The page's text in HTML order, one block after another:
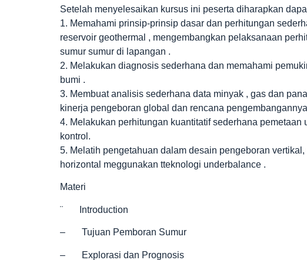
Setelah menyelesaikan kursus ini peserta diharapkan
1. Memahami prinsip-prinsip dasar dan perhitungan
reservoir geothermal , mengembangkan pelaksanaan
sumur sumur di lapangan .
2. Melakukan diagnosis sederhana dan memahami
bumi .
3. Membuat analisis sederhana data minyak , gas dan
kinerja pengeboran global dan rencana
4. Melakukan perhitungan kuantitatif sederhana
kontrol.
5. Melatih pengetahuan dalam desain pengeboran
horizontal meggunakan tteknologi underbalance .
Materi
¨ Introduction
– Tujuan Pemboran Sumur
– Explorasi dan Prognosis